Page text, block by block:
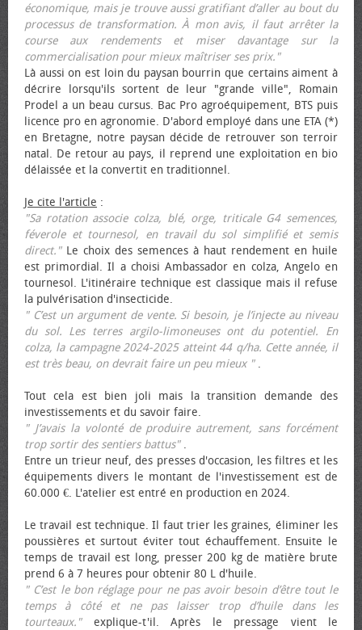
économique, mais je trouve aussi gratifiant d’aller au bout du
processus de transformation. À mon avis, il faut arrêter la
course aux rendements et miser davantage sur la
commercialisation pour mieux maîtriser ses prix."
Là aussi on est loin du paysan bourrin que certains aiment à
décrire lorsqu'ils sortent de leur "grande ville", Romain
Prodel a un beau cursus. Bac Pro agroéquipement, BTS puis
licence pro en agronomie. D'abord employé dans une ETA (*)
en Bretagne, notre paysan décide de retrouver son terroir
natal. De retour au pays, il reprend une exploitation en bio
délaissée et la convertit en traditionnel.
Je cite l'article :
"Sa rotation associe colza, blé, orge, triticale G4 semences,
féverole et tournesol, en travail du sol simplifié et semis
direct."Le choix des semences à haut rendement en huile
est primordial. Il a choisi Ambassador en colza, Angelo en
tournesol. L'itinéraire technique est classique mais il refuse
la pulvérisation d'insecticide.
" C’est un argument de vente. Si besoin, je l’injecte au niveau
du sol. Les terres argilo-limoneuses ont du potentiel. En
colza, la campagne 2024-2025 atteint 44 q/ha. Cette année, il
est très beau, on devrait faire un peu mieux ".
Tout cela est bien joli mais la transition demande des
investissements et du savoir faire.
" J’avais la volonté de produire autrement, sans forcément
trop sortir des sentiers battus".
Entre un trieur neuf, des presses d'occasion, les filtres et les
équipements divers le montant de l'investissement est de
60.000 €. L'atelier est entré en production en 2024.
Le travail est technique. Il faut trier les graines, éliminer les
poussières et surtout éviter tout échauffement. Ensuite le
temps de travail est long, presser 200 kg de matière brute
prend 6 à 7 heures pour obtenir 80 L d'huile.
" C’est le bon réglage pour ne pas avoir besoin d’être tout le
temps à côté et ne pas laisser trop d’huile dans les
tourteaux."explique-t'il. Après le pressage vient le